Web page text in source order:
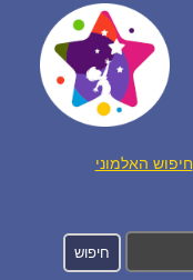
חיפוש האלמוני